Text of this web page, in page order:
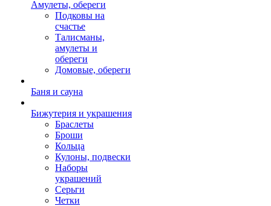
Амулеты, обереги
Подковы на
счастье
Талисманы,
амулеты и
обереги
Домовые, обереги
Баня и сауна
Бижутерия и украшения
Браслеты
Броши
Кольца
Кулоны, подвески
Наборы
украшений
Серьги
Четки